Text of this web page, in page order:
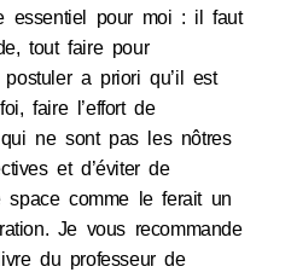
essentiel pour moi : il faut
tout faire pour
postuler a priori qu’il est
faire l’effort de
ne sont pas les nôtres
et d’éviter de
space comme le ferait un
Je vous recommande
du professeur de